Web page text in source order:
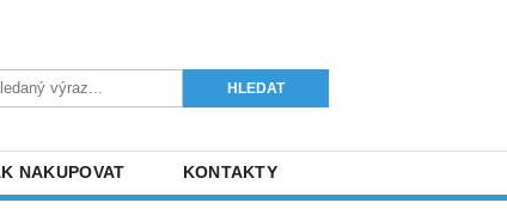
NAKUPOVAT KONTAKTY